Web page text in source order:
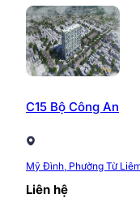
C15 Bộ Công An
Mỹ Đình, Phường Từ
Liên hệ